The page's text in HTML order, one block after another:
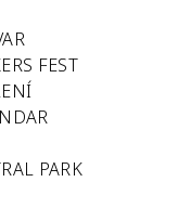
FEST
PARK